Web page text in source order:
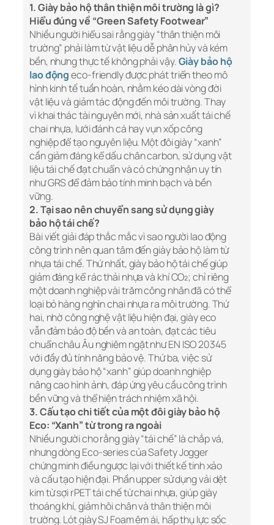
1. Giày bảo hộ thân thiện môi trường là gì?
Hiểu đúng về “Green Safety Footwear”
Nhiều người hiểu sai rằng giày “thân thiện môi
trường” phải làm từ vật liệu dễ phân hủy và kém
bền, nhưng thực tế không phải vậy.Giày bảo hộ
lao độngeco-friendly được phát triển theo mô
hình kinh tế tuần hoàn, nhằm kéo dài vòng đời
vật liệu và giảm tác động đến môi trường. Thay
vì khai thác tài nguyên mới, nhà sản xuất tái chế
chai nhựa, lưới đánh cá hay vụn xốp công
nghiệp để tạo nguyên liệu. Một đôi giày “xanh”
cần giảm đáng kể dấu chân carbon, sử dụng vật
liệu tái chế đạt chuẩn và có chứng nhận uy tín
như GRS để đảm bảo tính minh bạch và bền
vững.
2. Tại sao nên chuyển sang sử dụng giày
bảo hộ tái chế?
Bài viết giải đáp thắc mắc vì sao người lao động
công trình nên quan tâm đến giày bảo hộ làm từ
nhựa tái chế. Thứ nhất, giày bảo hộ tái chế giúp
giảm đáng kể rác thải nhựa và khí CO₂; chỉ riêng
một doanh nghiệp vài trăm công nhân đã có thể
loại bỏ hàng nghìn chai nhựa ra môi trường. Thứ
hai, nhờ công nghệ vật liệu hiện đại, giày eco
vẫn đảm bảo độ bền và an toàn, đạt các tiêu
chuẩn châu Âu nghiêm ngặt như EN ISO 20345
với đầy đủ tính năng bảo vệ. Thứ ba, việc sử
dụng giày bảo hộ “xanh” giúp doanh nghiệp
nâng cao hình ảnh, đáp ứng yêu cầu công trình
bền vững và thể hiện trách nhiệm xã hội.
3. Cấu tạo chi tiết của một đôi giày bảo hộ
Eco: “Xanh” từ trong ra ngoài
Nhiều người cho rằng giày “tái chế” là chắp vá,
nhưng dòng Eco-series của Safety Jogger
chứng minh điều ngược lại với thiết kế tinh xảo
và cấu tạo hiện đại. Phần upper sử dụng vải dệt
kim từ sợi rPET tái chế từ chai nhựa, giúp giày
thoáng khí, giảm hôi chân và thân thiện môi
trường. Lót giày SJ Foam êm ái, hấp thụ lực sốc